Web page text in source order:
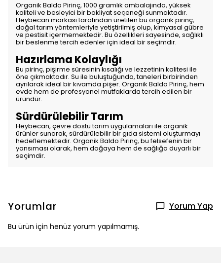
Organik Baldo Pirinç, 1000 gramlık ambalajında, yüksek
kaliteli ve besleyici bir bakliyat seçeneği sunmaktadır.
Heybecan markası tarafından üretilen bu organik pirinç,
doğal tarım yöntemleriyle yetiştirilmiş olup, kimyasal gübre
ve pestisit içermemektedir. Bu özellikleri sayesinde, sağlıklı
bir beslenme tercih edenler için ideal bir seçimdir.
Hazırlama Kolaylığı
Bu pirinç, pişirme süresinin kısalığı ve lezzetinin kalitesi ile
öne çıkmaktadır. Su ile buluştuğunda, taneleri birbirinden
ayrılarak ideal bir kıvamda pişer. Organik Baldo Pirinç, hem
evde hem de profesyonel mutfaklarda tercih edilen bir
üründür.
Sürdürülebilir Tarım
Heybecan, çevre dostu tarım uygulamaları ile organik
ürünler sunarak, sürdürülebilir bir gıda sistemi oluşturmayı
hedeflemektedir. Organik Baldo Pirinç, bu felsefenin bir
yansıması olarak, hem doğaya hem de sağlığa duyarlı bir
seçimdir.
Yorumlar Yorum Yap
Bu ürün için henüz yorum yapılmamış.